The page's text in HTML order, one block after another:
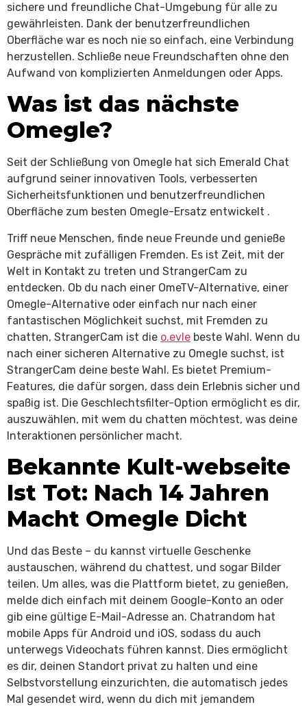
sichere und freundliche Chat-Umgebung für alle zu
gewährleisten. Dank der benutzerfreundlichen
Oberfläche war es noch nie so einfach, eine Verbindung
herzustellen. Schließe neue Freundschaften ohne den
Aufwand von komplizierten Anmeldungen oder Apps.
Was ist das nächste
Omegle?
Seit der Schließung von Omegle hat sich Emerald Chat
aufgrund seiner innovativen Tools, verbesserten
Sicherheitsfunktionen und benutzerfreundlichen
Oberfläche zum besten Omegle-Ersatz entwickelt .
Triff neue Menschen, finde neue Freunde und genieße
Gespräche mit zufälligen Fremden. Es ist Zeit, mit der
Welt in Kontakt zu treten und StrangerCam zu
entdecken. Ob du nach einer OmeTV-Alternative, einer
Omegle-Alternative oder einfach nur nach einer
fantastischen Möglichkeit suchst, mit Fremden zu
chatten, StrangerCam ist die o.evle beste Wahl. Wenn du
nach einer sicheren Alternative zu Omegle suchst, ist
StrangerCam deine beste Wahl. Es bietet Premium-
Features, die dafür sorgen, dass dein Erlebnis sicher und
spaßig ist. Die Geschlechtsfilter-Option ermöglicht es dir,
auszuwählen, mit wem du chatten möchtest, was deine
Interaktionen persönlicher macht.
Bekannte Kult-webseite
Ist Tot: Nach 14 Jahren
Macht Omegle Dicht
Und das Beste – du kannst virtuelle Geschenke
austauschen, während du chattest, und sogar Bilder
teilen. Um alles, was die Plattform bietet, zu genießen,
melde dich einfach mit deinem Google-Konto an oder
gib eine gültige E-Mail-Adresse an. Chatrandom hat
mobile Apps für Android und iOS, sodass du auch
unterwegs Videochats führen kannst. Dies ermöglicht
es dir, deinen Standort privat zu halten und eine
Selbstvorstellung einzurichten, die automatisch jedes
Mal gesendet wird, wenn du dich mit jemandem